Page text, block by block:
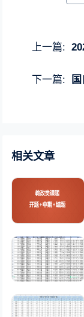
上一篇:
下一篇: 国
相关文章